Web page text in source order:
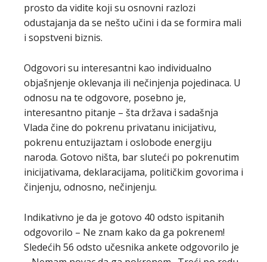
prosto da vidite koji su osnovni razlozi
odustajanja da se nešto učini i da se formira mali
i sopstveni biznis.
Odgovori su interesantni kao individualno
objašnjenje oklevanja ili nečinjenja pojedinaca. U
odnosu na te odgovore, posebno je,
interesantno pitanje – šta država i sadašnja
Vlada čine do pokrenu privatanu inicijativu,
pokrenu entuzijaztam i oslobode energiju
naroda. Gotovo ništa, bar sluteći po pokrenutim
inicijativama, deklaracijama, političkim govorima i
činjenju, odnosno, nečinjenju.
Indikativno je da je gotovo 40 odsto ispitanih
odgovorilo – Ne znam kako da ga pokrenem!
Sledećih 56 odsto učesnika ankete odgovorilo je